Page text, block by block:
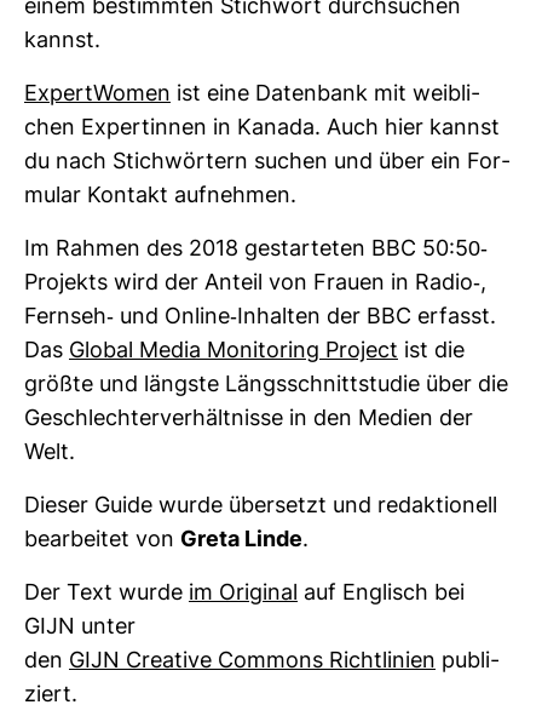
einem bestimmten Stich­wort durch­su­chen
kannst.
Expert­Women ist eine Daten­bank mit weib­li­
chen Exper­tinnen in Kanada. Auch hier kannst
du nach Stich­wör­tern suchen und über ein For­
mular Kon­takt auf­nehmen.
Im Rahmen des 2018 gestar­teten BBC 50:50-​
Pro­jekts wird der Anteil von Frauen in Radio-​,
Fernseh-​ und Online-​Inhalten der BBC erfasst.
Das Global Media Moni­to­ring Pro­ject ist die
größte und längste Längs­schnitt­studie über die
Geschlech­ter­ver­hält­nisse in den Medien der
Welt.
Dieser Guide wurde über­setzt und redak­tio­nell
bear­beitet von Greta Linde.
Der Text wurde im Ori­ginal auf Eng­lisch bei
GIJN unter
den GIJN Crea­tive Com­mons Richt­li­nien publi­
ziert.